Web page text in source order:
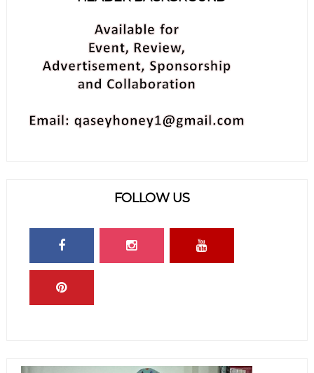
FOLLOW US